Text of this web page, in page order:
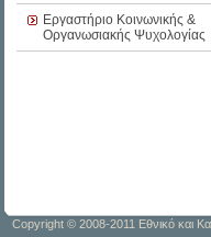
Εργαστήριο Κοινωνικής &
Οργανωσιακής Ψυχολογίας
Copyright © 2008-2011 Εθνικό και